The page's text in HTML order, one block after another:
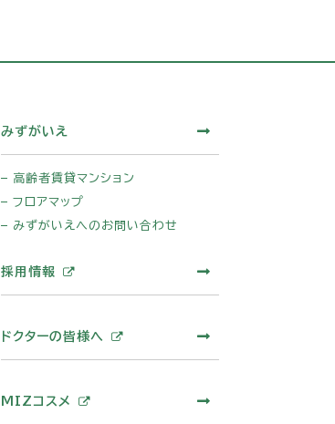
みずがいえ
高齢者賃貸マンション
フロアマップ
みずがいえへのお問い合わせ
採用情報
ドクターの皆様へ
MIZコスメ